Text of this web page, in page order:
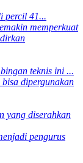
percil 41...
teknis ini ...
yang diserahkan